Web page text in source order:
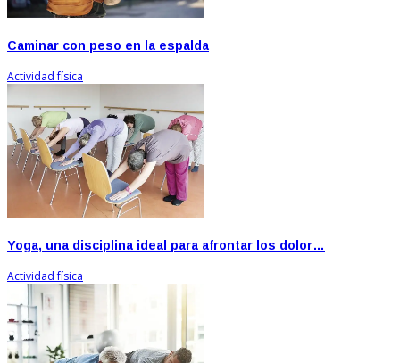
Caminar con peso en la espalda
Actividad física
Yoga, una disciplina ideal para afrontar los dolor…
Actividad física